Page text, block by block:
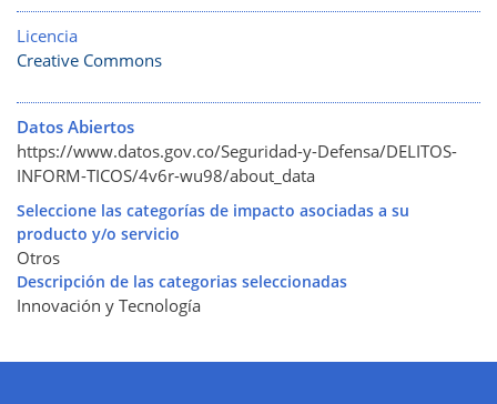
Licencia
Creative Commons
Datos Abiertos
https://www.datos.gov.co/Seguridad-y-Defensa/DELITOS-
INFORM-TICOS/4v6r-wu98/about_data
Seleccione las categorías de impacto asociadas a su
producto y/o servicio
Otros
Descripción de las categorias seleccionadas
Innovación y Tecnología